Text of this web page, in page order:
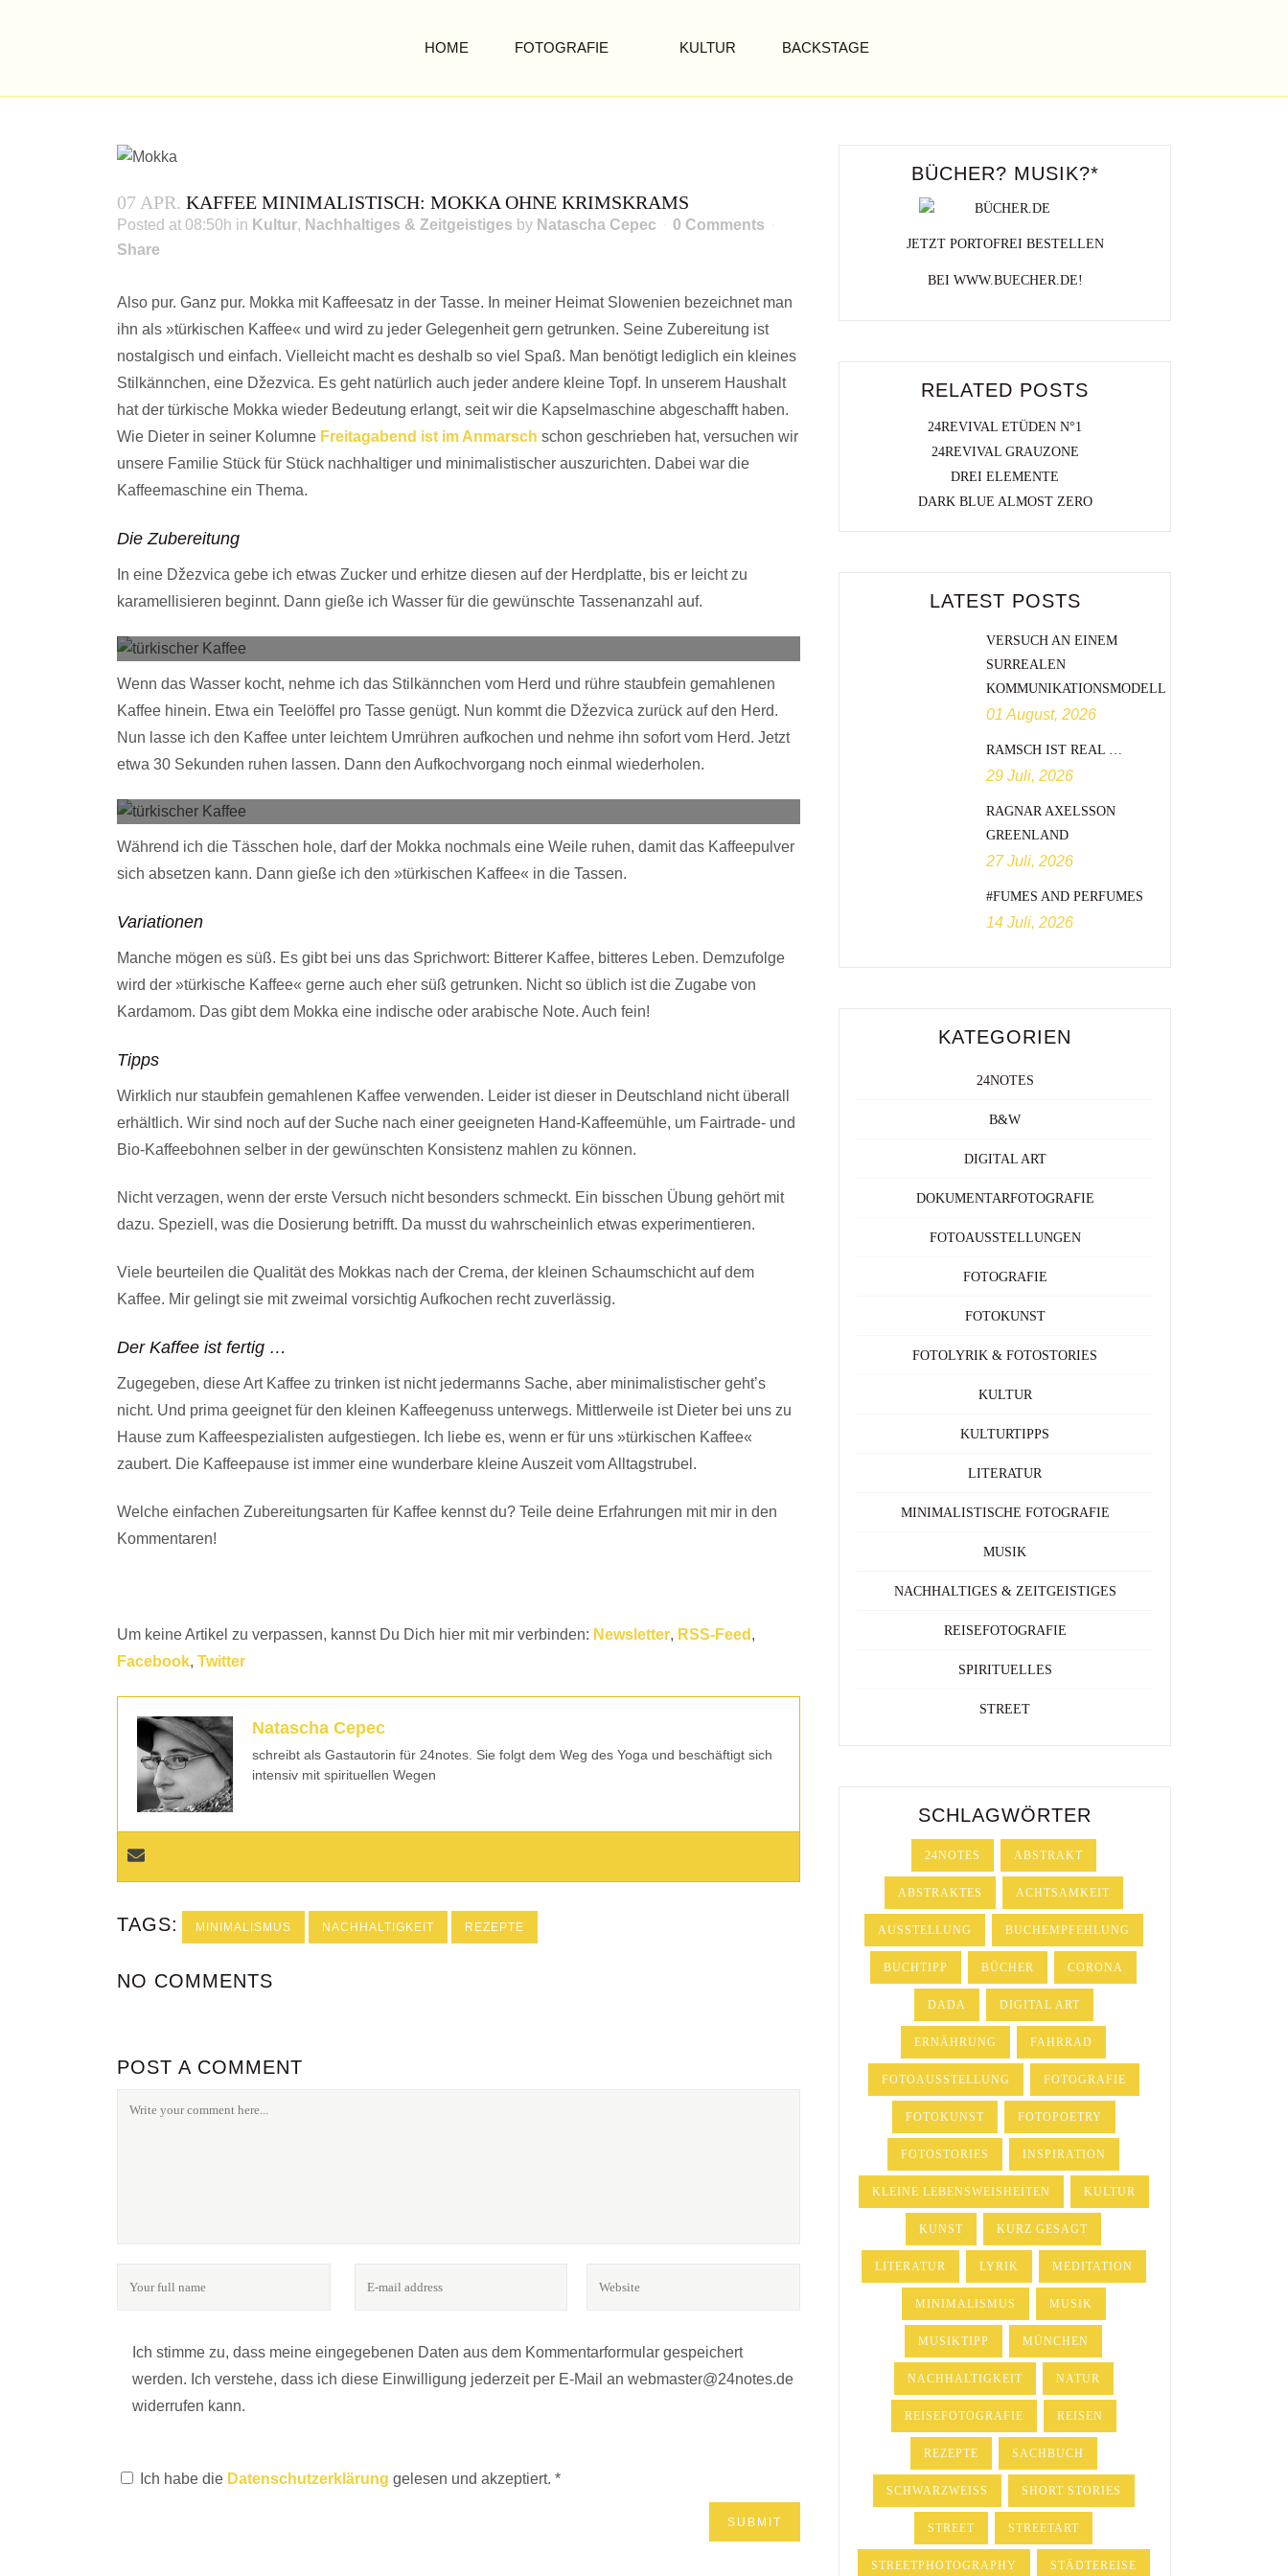
HOME FOTOGRAFIE KULTUR BACKSTAGE
07 APR. KAFFEE MINIMALISTISCH: MOKKA OHNE KRIMSKRAMS
Posted at 08:50h in Kultur, Nachhaltiges & Zeitgeistiges by Natascha Cepec
0 Comments
Share
Also pur. Ganz pur. Mokka mit Kaffeesatz in der Tasse. In meiner Heimat Slowenien bezeichnet man
ihn als »türkischen Kaffee« und wird zu jeder Gelegenheit gern getrunken. Seine Zubereitung ist
nostalgisch und einfach. Vielleicht macht es deshalb so viel Spaß. Man benötigt lediglich ein kleines
Stilkännchen, eine Džezvica. Es geht natürlich auch jeder andere kleine Topf. In unserem Haushalt
hat der türkische Mokka wieder Bedeutung erlangt, seit wir die Kapselmaschine abgeschafft haben.
Wie Dieter in seiner Kolumne Freitagabend ist im Anmarsch schon geschrieben hat, versuchen wir
unsere Familie Stück für Stück nachhaltiger und minimalistischer auszurichten. Dabei war die
Kaffeemaschine ein Thema.
Die Zubereitung
In eine Džezvica gebe ich etwas Zucker und erhitze diesen auf der Herdplatte, bis er leicht zu
karamellisieren beginnt. Dann gieße ich Wasser für die gewünschte Tassenanzahl auf.
Wenn das Wasser kocht, nehme ich das Stilkännchen vom Herd und rühre staubfein gemahlenen
Kaffee hinein. Etwa ein Teelöffel pro Tasse genügt. Nun kommt die Džezvica zurück auf den Herd.
Nun lasse ich den Kaffee unter leichtem Umrühren aufkochen und nehme ihn sofort vom Herd. Jetzt
etwa 30 Sekunden ruhen lassen. Dann den Aufkochvorgang noch einmal wiederholen.
Während ich die Tässchen hole, darf der Mokka nochmals eine Weile ruhen, damit das Kaffeepulver
sich absetzen kann. Dann gieße ich den »türkischen Kaffee« in die Tassen.
Variationen
Manche mögen es süß. Es gibt bei uns das Sprichwort: Bitterer Kaffee, bitteres Leben. Demzufolge
wird der »türkische Kaffee« gerne auch eher süß getrunken. Nicht so üblich ist die Zugabe von
Kardamom. Das gibt dem Mokka eine indische oder arabische Note. Auch fein!
Tipps
Wirklich nur staubfein gemahlenen Kaffee verwenden. Leider ist dieser in Deutschland nicht überall
erhältlich. Wir sind noch auf der Suche nach einer geeigneten Hand-Kaffeemühle, um Fairtrade- und
Bio-Kaffeebohnen selber in der gewünschten Konsistenz mahlen zu können.
Nicht verzagen, wenn der erste Versuch nicht besonders schmeckt. Ein bisschen Übung gehört mit
dazu. Speziell, was die Dosierung betrifft. Da musst du wahrscheinlich etwas experimentieren.
Viele beurteilen die Qualität des Mokkas nach der Crema, der kleinen Schaumschicht auf dem
Kaffee. Mir gelingt sie mit zweimal vorsichtig Aufkochen recht zuverlässig.
Der Kaffee ist fertig …
Zugegeben, diese Art Kaffee zu trinken ist nicht jedermanns Sache, aber minimalistischer geht’s
nicht. Und prima geeignet für den kleinen Kaffeegenuss unterwegs. Mittlerweile ist Dieter bei uns zu
Hause zum Kaffeespezialisten aufgestiegen. Ich liebe es, wenn er für uns »türkischen Kaffee«
zaubert. Die Kaffeepause ist immer eine wunderbare kleine Auszeit vom Alltagstrubel.
Welche einfachen Zubereitungsarten für Kaffee kennst du? Teile deine Erfahrungen mit mir in den
Kommentaren!
Um keine Artikel zu verpassen, kannst Du Dich hier mit mir verbinden: Newsletter, RSS-Feed ,
Facebook, Twitter
Natascha Cepec
schreibt als Gastautorin für 24notes. Sie folgt dem Weg des Yoga und beschäftigt sich
intensiv mit spirituellen Wegen
TAGS: MINIMALISMUS NACHHALTIGKEIT REZEPTE
NO COMMENTS
POST A COMMENT
Ich stimme zu, dass meine eingegebenen Daten aus dem Kommentarformular gespeichert
werden. Ich verstehe, dass ich diese Einwilligung jederzeit per E-Mail an webmaster@24notes.de
widerrufen kann.
Ich habe die Datenschutzerklärung gelesen und akzeptiert. *
BÜCHER? MUSIK?*
JETZT PORTOFREI BESTELLEN
BEI WWW.BUECHER.DE!
RELATED POSTS
24REVIVAL ETÜDEN N°1
24REVIVAL GRAUZONE
DREI ELEMENTE
DARK BLUE ALMOST ZERO
LATEST POSTS
VERSUCH AN EINEM
SURREALEN
KOMMUNIKATIONSMODELL
01 August, 2026
RAMSCH IST REAL …
29 Juli, 2026
RAGNAR AXELSSON
GREENLAND
27 Juli, 2026
#FUMES AND PERFUMES
14 Juli, 2026
KATEGORIEN
24NOTES
B&W
DIGITAL ART
DOKUMENTARFOTOGRAFIE
FOTOAUSSTELLUNGEN
FOTOGRAFIE
FOTOKUNST
FOTOLYRIK & FOTOSTORIES
KULTUR
KULTURTIPPS
LITERATUR
MINIMALISTISCHE FOTOGRAFIE
MUSIK
NACHHALTIGES & ZEITGEISTIGES
REISEFOTOGRAFIE
SPIRITUELLES
STREET
SCHLAGWÖRTER
24NOTES ABSTRAKT
ABSTRAKTES ACHTSAMKEIT
AUSSTELLUNG BUCHEMPFEHLUNG
BUCHTIPP BÜCHER CORONA
DADA DIGITAL ART
ERNÄHRUNG FAHRRAD
FOTOAUSSTELLUNG FOTOGRAFIE
FOTOKUNST FOTOPOETRY
FOTOSTORIES INSPIRATION
KLEINE LEBENSWEISHEITEN KULTUR
KUNST KURZ GESAGT
LITERATUR LYRIK MEDITATION
MINIMALISMUS MUSIK
MUSIKTIPP MÜNCHEN
NACHHALTIGKEIT NATUR
REISEFOTOGRAFIE REISEN
REZEPTE SACHBUCH
SCHWARZWEISS SHORT STORIES
STREET STREETART
STREETPHOTOGRAPHY STÄDTEREISE
FOLGE UNS BÜCHER? MUSIK?*